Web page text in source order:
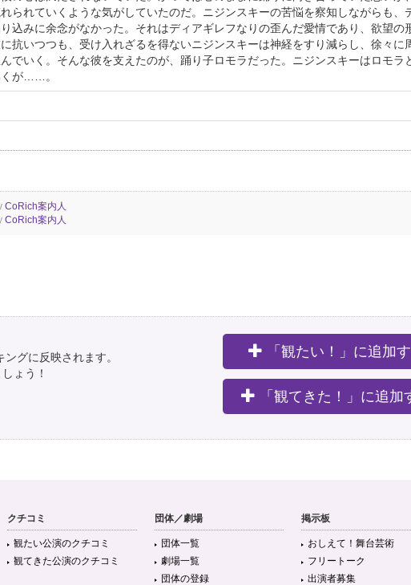
られていくような気がしていたのだ。ニジンスキーの苦悩を察知しながらも、
込みに余念がなかった。それはディアギレフなりの歪んだ愛情であり、欲望の
抗いつつも、受け入れざるを得ないニジンスキーは神経をすり減らし、徐々に
でいく。そんな彼を支えたのが、踊り子ロモラだった。ニジンスキーはロモラ
くが……。
CoRich案内人
CoRich案内人
グに反映されます。
ょう！
「観たい！」に追加
「観てきた！」に追加
クチコミ
観たい公演のクチコミ
観てきた公演のクチコミ
団体／劇場
団体一覧
劇場一覧
団体の登録
掲示板
おしえて！舞台芸術
フリートーク
出演者募集